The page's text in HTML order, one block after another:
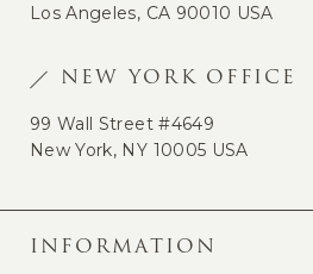
Los Angeles, CA 90010 USA
NEW YORK OFFICE
99 Wall Street #4649
New York, NY 10005 USA
INFORMATION